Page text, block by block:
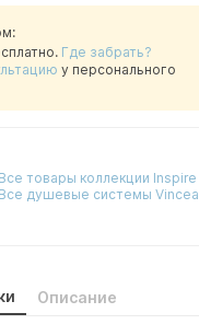
Где забрать?
у персонального
Все товары коллекции Inspire
Все душевые системы Vincea
Описание